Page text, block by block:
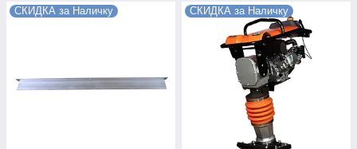
СКИДКА за Наличку СКИДКА за Наличку